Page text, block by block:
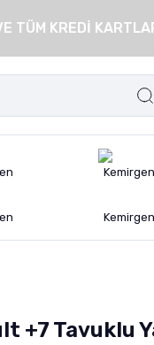
TÜM KREDİ
Kemirgen
+7 Tavuklu